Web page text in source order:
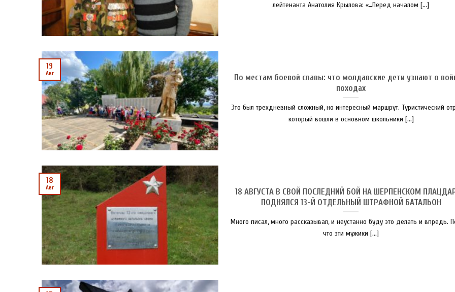
лейтенанта Анатолия Крылова: «…Перед началом [...]
По местам боевой славы: что молдавские дети узнают о
походах
Это был трехдневный сложный, но интересный маршрут. Туристический
который вошли в основном школьники [...]
19
Авг
18 АВГУСТА В СВОЙ ПОСЛЕДНИЙ БОЙ НА ШЕРПЕНСКОМ
ПОДНЯЛСЯ 13-Й ОТДЕЛЬНЫЙ ШТРАФНОЙ БАТАЛЬОН
Много писал, много рассказывал, и неустанно буду это делать и впредь.
что эти мужики [...]
18
Авг